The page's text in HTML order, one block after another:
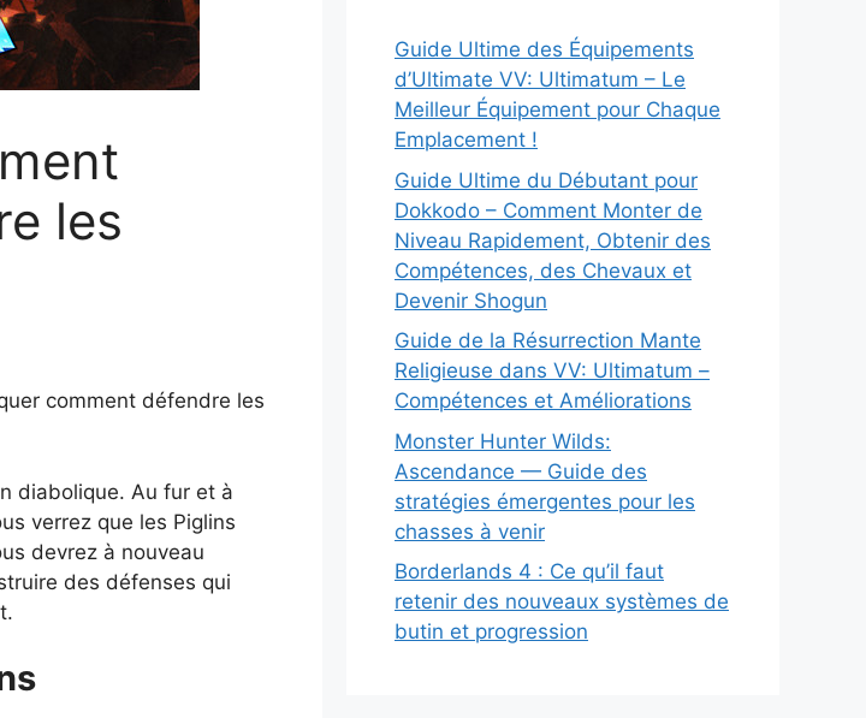
les
comment défendre les
diabolique. Au fur et à
verrez que les Piglins
devrez à nouveau
des défenses qui
Guide Ultime des Équipements
d’Ultimate VV: Ultimatum – Le
Meilleur Équipement pour Chaque
Emplacement !
Guide Ultime du Débutant pour
Dokkodo – Comment Monter de
Niveau Rapidement, Obtenir des
Compétences, des Chevaux et
Devenir Shogun
Guide de la Résurrection Mante
Religieuse dans VV: Ultimatum –
Compétences et Améliorations
Monster Hunter Wilds:
Ascendance — Guide des
stratégies émergentes pour les
chasses à venir
Borderlands 4 : Ce qu’il faut
retenir des nouveaux systèmes de
butin et progression